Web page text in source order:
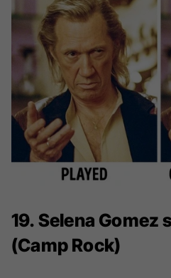
19. Selena Gomez
(Camp Rock)